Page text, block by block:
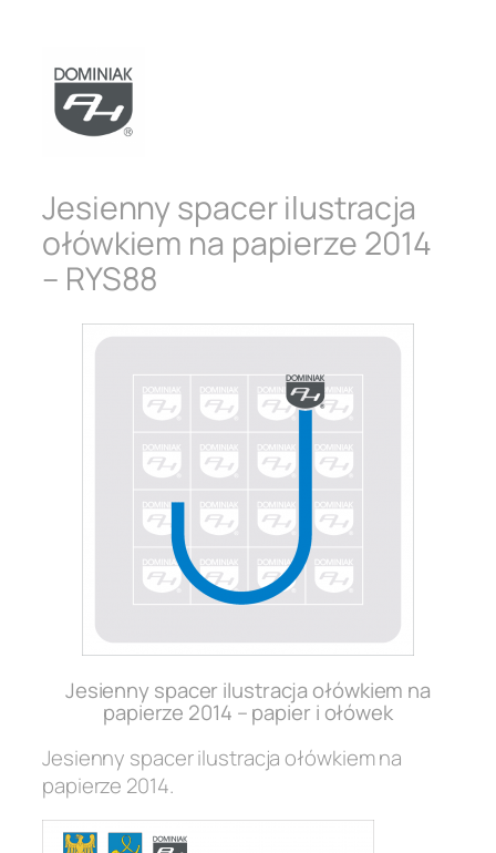
Jesienny spacer ilustracja
ołówkiem na papierze 2014
– RYS88
Jesienny spacer ilustracja ołówkiem na
papierze 2014 – papier i ołówek
Jesienny spacer ilustracja ołówkiem na
papierze 2014.